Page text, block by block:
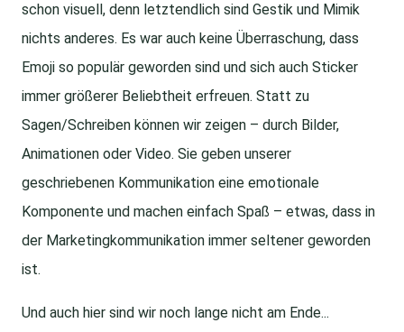
schon visuell, denn letztendlich sind Gestik und Mimik
nichts anderes. Es war auch keine Überraschung, dass
Emoji so populär geworden sind und sich auch Sticker
immer größerer Beliebtheit erfreuen. Statt zu
Sagen/Schreiben können wir zeigen – durch Bilder,
Animationen oder Video. Sie geben unserer
geschriebenen Kommunikation eine emotionale
Komponente und machen einfach Spaß – etwas, dass in
der Marketingkommunikation immer seltener geworden
ist.
Und auch hier sind wir noch lange nicht am Ende...